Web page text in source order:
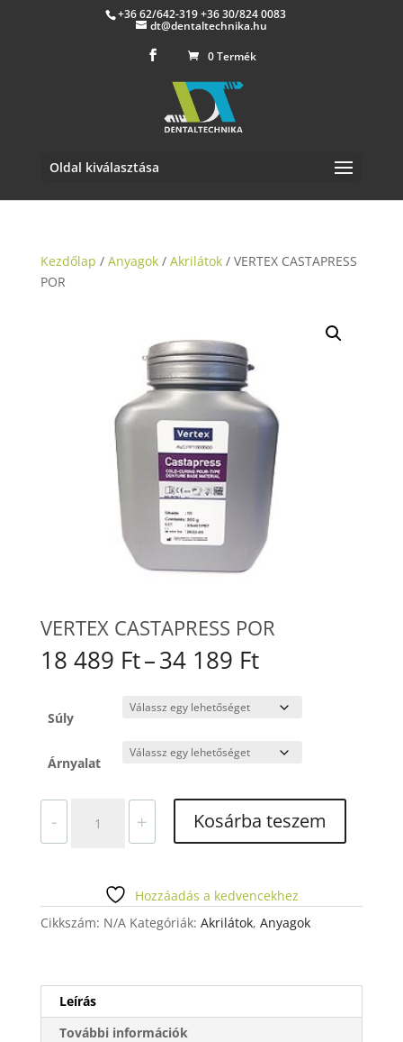
+36 62/642-319 +36 30/824 0083
dt@dentaltechnika.hu
0 Termék
Oldal kiválasztása
Kezdőlap / Anyagok/ Akrilátok/ VERTEX CASTAPRESS
POR
VERTEX CASTAPRESS POR
18 489 Ft–34 189 FtÁrtartomány:
18
489 Ft
34
189 Ft
Súly
Árnyalat
-
CASTAPRESS
+ Kosárba teszem
Hozzáadás a kedvencekhez
Cikkszám: N/A Kategóriák: Akrilátok, Anyagok
Leírás
További információk